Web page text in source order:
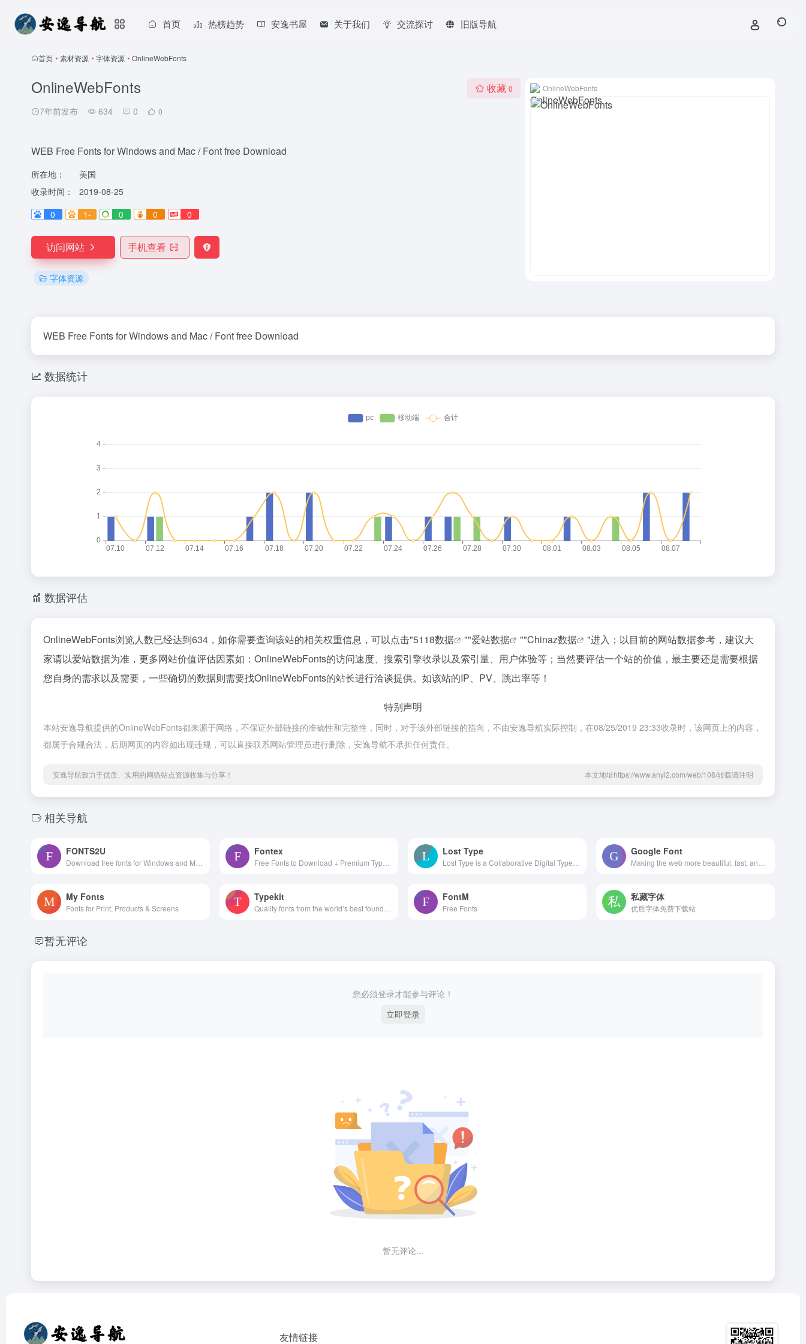
首页 热榜趋势 安逸书屋 关于我们 交流探讨 旧版导航
首页 • 素材资源 • 字体资源 • OnlineWebFonts
OnlineWebFonts
7年前发布 634 0 0
收藏 0
WEB Free Fonts for Windows and Mac / Font free Download
所在地：
美国
收录时间：
2019-08-25
0
1- 0 0 0
访问网站 手机查看
字体资源
OnlineWebFonts
WEB Free Fonts for Windows and Mac / Font free Download
数据统计
数据评估
OnlineWebFonts浏览人数已经达到634，如你需要查询该站的相关权重信息，可以点击"5118数据 ""爱站数据 ""Chinaz数据
"进入；以目前的网站数据参考，建议大
家请以爱站数据为准，更多网站价值评估因素如：OnlineWebFonts的访问速度、搜索引擎收录以及索引量、用户体验等；当然要评估一个站的价值，最主要还是需要根据
您自身的需求以及需要，一些确切的数据则需要找OnlineWebFonts的站长进行洽谈提供。如该站的IP、PV、跳出率等！
特别声明
本站安逸导航提供的OnlineWebFonts都来源于网络，不保证外部链接的准确性和完整性，同时，对于该外部链接的指向，不由安逸导航实际控制，在08/25/2019 23:33收录时，该网页上的内容，
都属于合规合法，后期网页的内容如出现违规，可以直接联系网站管理员进行删除，安逸导航不承担任何责任。
安逸导航致力于优质、实用的网络站点资源收集与分享！ 本文地址https://www.anyi2.com/web/108/转载请注明
相关导航
FONTS2U Fontex Lost Type Google Font
My Fonts
Fonts for Print, Products & Screens
Typekit FontM
Free Fonts
私藏字体
优质字体免费下载站
暂无评论
您必须登录才能参与评论！
立即登录
暂无评论...
友情链接